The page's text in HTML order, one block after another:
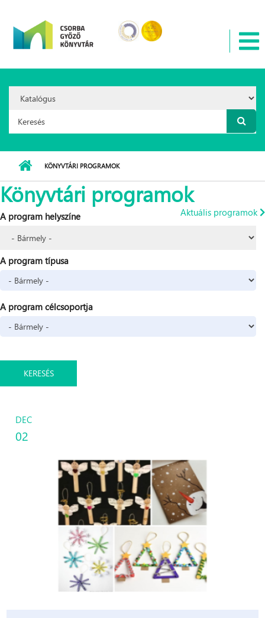
Option:
Keresés űrlap
KÖNYVTÁRI PROGRAMOK
Könyvtári programok
Aktuális programok
A program helyszíne
A program típusa
A program célcsoportja
DEC
02